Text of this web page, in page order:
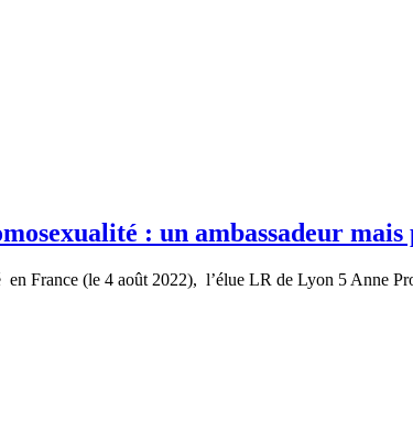
: un ambassadeur mais
France (le 4 août 2022), l’élue LR de Lyon 5 Anne